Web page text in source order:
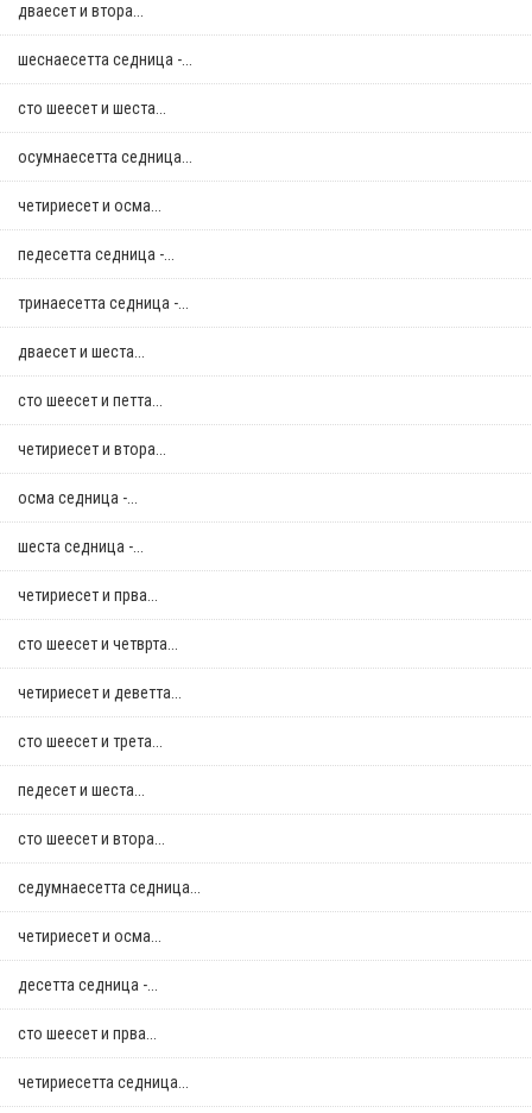
дваесет и втора...
шеснаесетта седница -...
сто шеесет и шеста...
осумнaесетта седница...
четириесет и осма...
педесетта седница -...
тринаесетта седница -...
дваесет и шеста...
сто шеесет и петта...
четириесет и втора...
осма седница -...
шеста седница -...
четириесет и прва...
сто шеесет и четврта...
четириесет и деветта...
сто шеесет и трета...
педесет и шеста...
сто шеесет и втора...
седумнаесетта седница...
четириесет и осма...
десетта седница -...
сто шеесет и прва...
четириесетта седница...